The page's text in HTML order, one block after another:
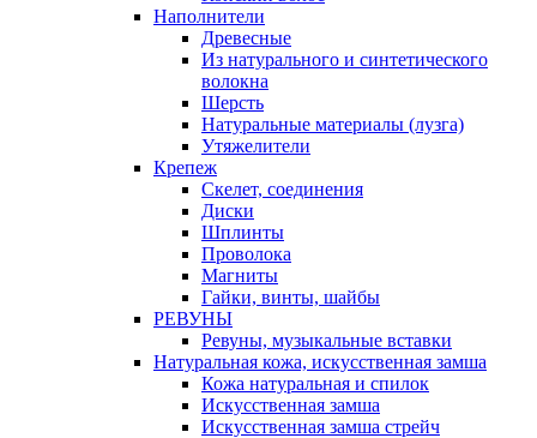
Наполнители
Древесные
Из натурального и синтетического
волокна
Шерсть
Натуральные материалы (лузга)
Утяжелители
Крепеж
Скелет, соединения
Диски
Шплинты
Проволока
Магниты
Гайки, винты, шайбы
РЕВУНЫ
Ревуны, музыкальные вставки
Натуральная кожа, искусственная замша
Кожа натуральная и спилок
Искусственная замша
Искусственная замша стрейч